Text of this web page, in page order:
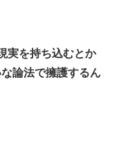
実を持ち込むとか
論法で擁護するん